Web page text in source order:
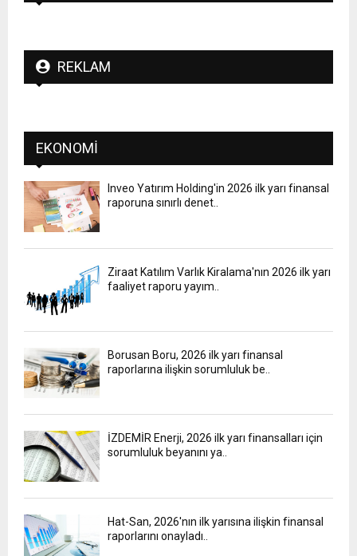
REKLAM
EKONOMI
Inveo Yatırım Holding'in 2026 ilk yarı finansal
raporuna sınırlı denet..
Ziraat Katılım Varlık Kiralama'nın 2026 ilk yarı
faaliyet raporu yayım..
Borusan Boru, 2026 ilk yarı finansal
raporlarına ilişkin sorumluluk be..
İZDEMİR Enerji, 2026 ilk yarı finansalları için
sorumluluk beyanını ya..
Hat-San, 2026'nın ilk yarısına ilişkin finansal
raporlarını onayladı..